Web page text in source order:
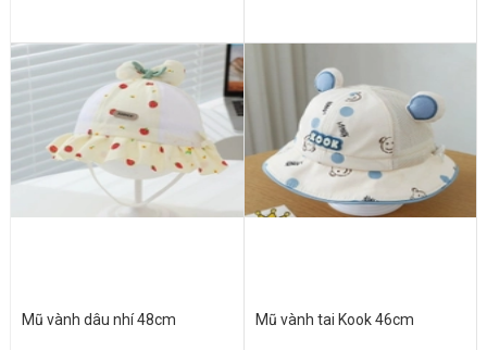
Mũ vành dâu nhí 48cm Mũ vành tai Kook 46cm